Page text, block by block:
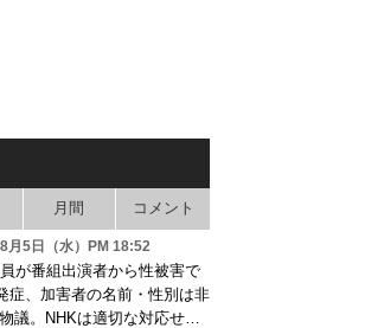
月間 コメント
月5日（水）PM 18:52
が番組出演者から性被害で
症、加害者の名前・性別は非
議。NHKは適切な対応せず